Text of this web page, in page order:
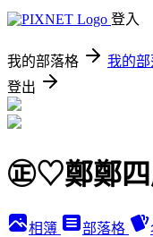
登入
我的部落格 我的
登出
㊣♡鄭鄭
相簿 部落格